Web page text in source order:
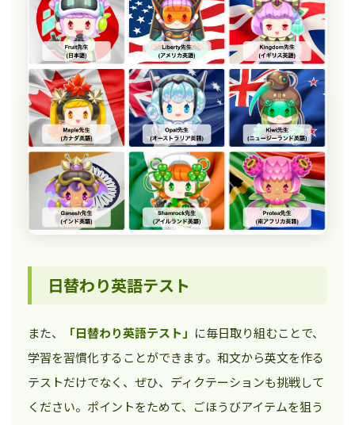
日替わり英語テスト
また、 「日替わり英語テスト」 に毎日取り組むことで、
学習を習慣化することができます。和文から英文を作る
テストだけでなく、ぜひ、ディクテーションも挑戦して
ください。ポイントをためて、ごほうびアイテムを狙う